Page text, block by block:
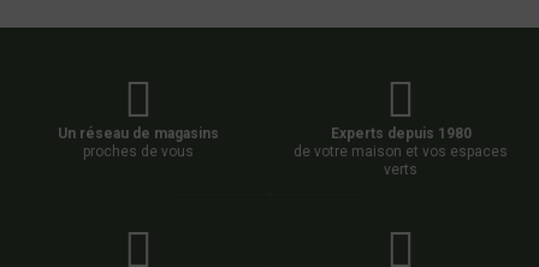
Un réseau de magasins
proches de vous
Experts depuis 1980
de votre maison et vos espaces
verts